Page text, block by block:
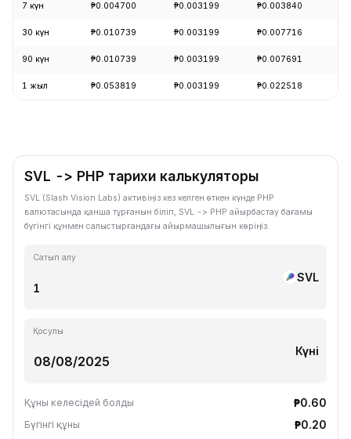
7 күн ₱0.004700 ₱0.003199 ₱0.003840
30 күн ₱0.010739 ₱0.003199 ₱0.007716
90 күн ₱0.010739 ₱0.003199 ₱0.007691
1 жыл ₱0.053819 ₱0.003199 ₱0.022518
SVL -> PHP тарихи калькуляторы
SVL (Slash Vision Labs) активіңіз кез келген өткен күнде PHP
валютасында қанша тұрғанын біліп, SVL -> PHP айырбастау бағамы
бүгінгі құнмен салыстырғандағы айырмашылығын көріңіз.
Сатып алу
SVL
Қосулы
Күні
Құны келесідей болды ₱0.60
Бүгінгі құны ₱0.20